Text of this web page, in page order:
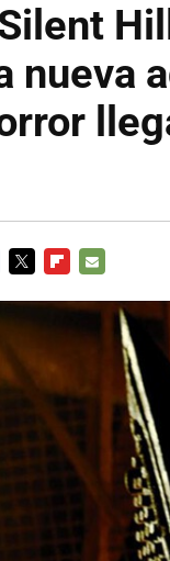
nueva
MAIL